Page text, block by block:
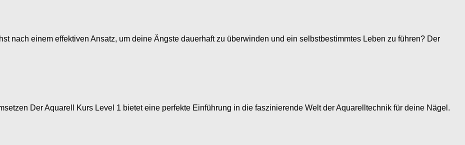
nach einem effektiven Ansatz, um deine Ängste dauerhaft zu überwinden und ein selbstbestimmtes Leben zu führen? Der
Der Aquarell Kurs Level 1 bietet eine perfekte Einführung in die faszinierende Welt der Aquarelltechnik für deine Nägel.